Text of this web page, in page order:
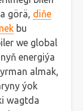
görä, diňe
bu
we global
energiýa
almak,
ýok
wagtda